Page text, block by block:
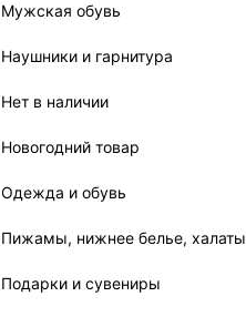
Мужская обувь
Наушники и гарнитура
Нет в наличии
Новогодний товар
Одежда и обувь
Пижамы, нижнее белье, халаты
Подарки и сувениры